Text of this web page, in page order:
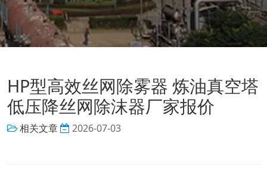
HP型高效丝网除雾器 炼油真空塔
低压降丝网除沫器厂家报价
相关文章 2026-07-03